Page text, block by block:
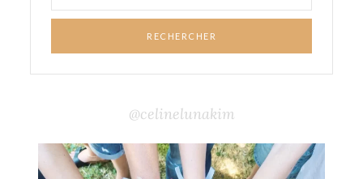
RECHERCHER
@celinelunakim